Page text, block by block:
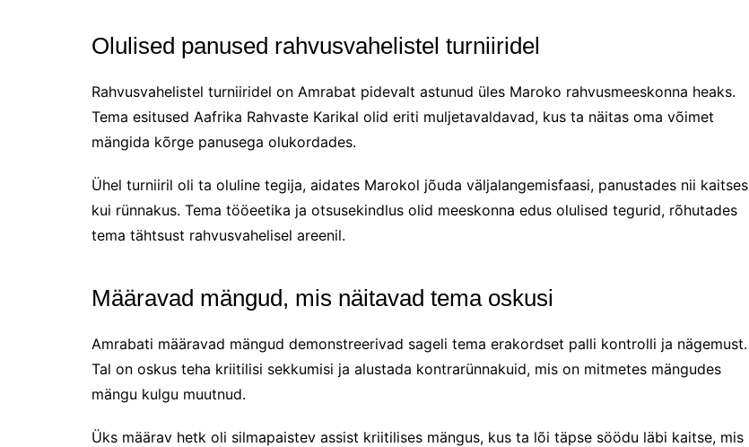
Olulised panused rahvusvahelistel turniiridel
Rahvusvahelistel turniiridel on Amrabat pidevalt astunud üles Maroko rahvusmeeskonna heaks.
Tema esitused Aafrika Rahvaste Karikal olid eriti muljetavaldavad, kus ta näitas oma võimet
mängida kõrge panusega olukordades.
Ühel turniiril oli ta oluline tegija, aidates Marokol jõuda väljalangemisfaasi, panustades nii kaitses
kui rünnakus. Tema tööeetika ja otsusekindlus olid meeskonna edus olulised tegurid, rõhutades
tema tähtsust rahvusvahelisel areenil.
Määravad mängud, mis näitavad tema oskusi
Amrabati määravad mängud demonstreerivad sageli tema erakordset palli kontrolli ja nägemust.
Tal on oskus teha kriitilisi sekkumisi ja alustada kontrarünnakuid, mis on mitmetes mängudes
mängu kulgu muutnud.
Üks määrav hetk oli silmapaistev assist kriitilises mängus, kus ta lõi täpse söödu läbi kaitse, mis